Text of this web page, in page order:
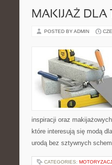
MAKIJAŻ DLA
POSTED BY ADMIN
inspiracji oraz
które interesują się modą
urodą bez sztywnych
CATEGORIES: